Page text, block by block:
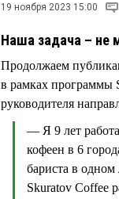
19 ноября 2023 15:00
Наша задача – не
Продолжаем
в рамках программы
руководителя
— Я 9 лет
кофеен в 6
бариста в
Skuratov Coffee